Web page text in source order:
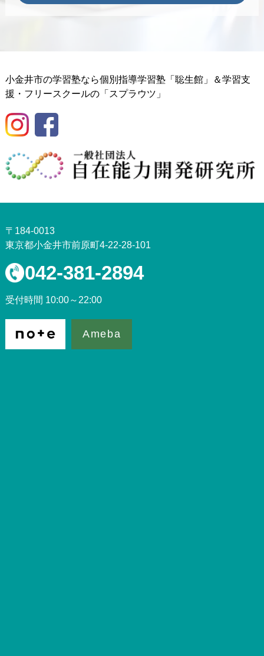
小金井市の学習塾なら個別指導学習塾「聡生館」＆学習支
援・フリースクールの「スプラウツ」
〒184-0013
東京都小金井市前原町4-22-28-101
042-381-2894
受付時間 10:00～22:00
Ameba